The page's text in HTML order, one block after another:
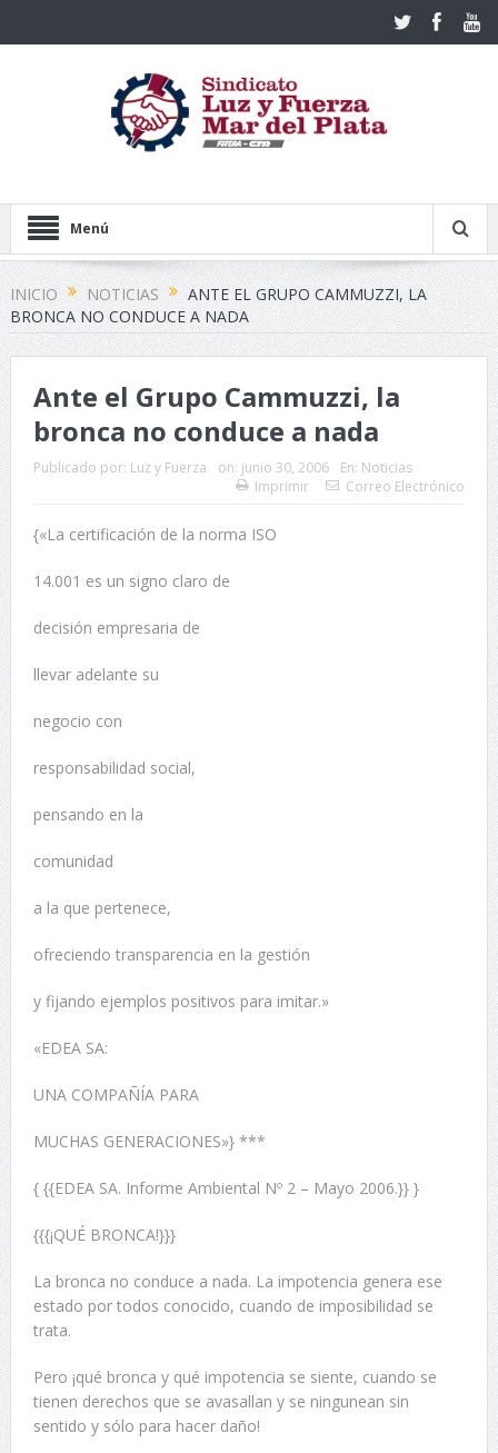
Menú
INICIO NOTICIAS
ANTE EL GRUPO CAMMUZZI, LA
BRONCA NO CONDUCE A NADA
Ante el Grupo Cammuzzi, la
bronca no conduce a nada
Publicado por: Luz y Fuerza on: junio 30, 2006 En: Noticias
Imprimir
Correo Electrónico
{«La certificación de la norma ISO
14.001 es un signo claro de
decisión empresaria de
llevar adelante su
negocio con
responsabilidad social,
pensando en la
comunidad
a la que pertenece,
ofreciendo transparencia en la gestión
y fijando ejemplos positivos para imitar.»
«EDEA SA:
UNA COMPAÑÍA PARA
MUCHAS GENERACIONES»} ***
{ {{EDEA SA. Informe Ambiental Nº 2 – Mayo 2006.}} }
{{{¡QUÉ BRONCA!}}}
La bronca no conduce a nada. La impotencia genera ese
estado por todos conocido, cuando de imposibilidad se
trata.
Pero ¡qué bronca y qué impotencia se siente, cuando se
tienen derechos que se avasallan y se ningunean sin
sentido y sólo para hacer daño!